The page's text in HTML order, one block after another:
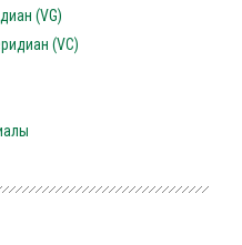
(VG)
(VC)